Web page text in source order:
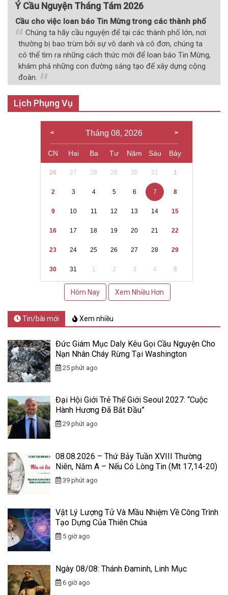
Ý Cầu Nguyện Tháng Tám 2026
Cầu cho việc loan báo Tin Mừng trong các thành phố
Chúng ta hãy cầu nguyện để tại các thành phố lớn, nơi
thường bị bao trùm bởi sự vô danh và cô đơn, chúng ta
có thể tìm ra những cách thức mới để loan báo Tin Mừng,
khám phá những con đường sáng tạo để xây dựng cộng
đoàn.
Lịch Phụng Vụ
Tháng 08, 2026
CN Hai Ba Tư Năm Sáu Bảy
26 27 28 29 30 31 1
2 3 4 5 6 7 8
9 10 11 12 13 14 15
16 17 18 19 20 21 22
23 24 25 26 27 28 29
30 31 1 2 3 4 5
Hôm Nay Xem Nhiều Hơn
Tin/bài mới Xem nhiều
Đức Giám Mục Daly Kêu Gọi Cầu Nguyện Cho
Nạn Nhân Cháy Rừng Tại Washington
25 phút ago
Đại Hội Giới Trẻ Thế Giới Seoul 2027: “Cuộc
Hành Hương Đã Bắt Đầu”
29 phút ago
08.08.2026 – Thứ Bảy Tuần XVIII Thường
Niên, Năm A – Nếu Có Lòng Tin (Mt 17,14-20)
39 phút ago
Vật Lý Lượng Tử Và Mầu Nhiệm Về Công Trình
Tạo Dựng Của Thiên Chúa
5 giờ ago
Ngày 08/08: Thánh Đaminh, Linh Mục
6 giờ ago